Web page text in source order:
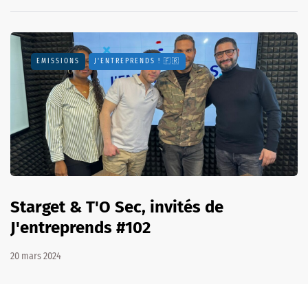
EMISSIONS J'ENTREPRENDS ! 🇫🇷
Starget & T'O Sec, invités de
J'entreprends #102
20 mars 2024